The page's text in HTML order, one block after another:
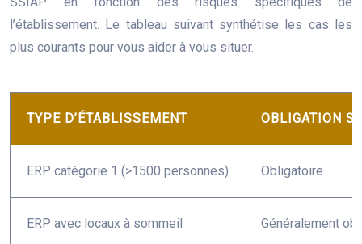
l’établissement. Le tableau suivant synthétise les cas les
plus courants pour vous aider à vous situer.
TYPE D’ÉTABLISSEMENT OBLIGATION
ERP catégorie 1 (>1500 personnes) Obligatoire
ERP avec locaux à sommeil Généralement